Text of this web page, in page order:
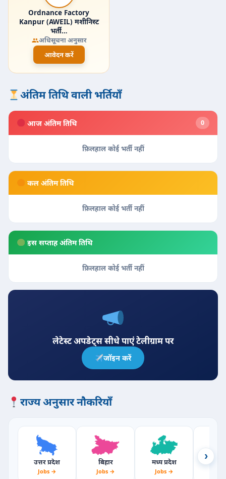
Ordnance Factory
Kanpur (AWEIL) मशीनिस्ट
भर्ती…
अधिसूचना अनुसार
आवेदन करें
अंतिम तिथि वाली भर्तियाँ
आज अंतिम तिथि 0
फ़िलहाल कोई भर्ती नहीं
कल अंतिम तिथि
फ़िलहाल कोई भर्ती नहीं
इस सप्ताह अंतिम तिथि
फ़िलहाल कोई भर्ती नहीं
लेटेस्ट अपडेट्स सीधे पाएं टेलीग्राम पर
जॉइन करें
राज्य अनुसार नौकरियाँ
उत्तर प्रदेश
Jobs →
बिहार
Jobs →
मध्य प्रदेश
Jobs →
›